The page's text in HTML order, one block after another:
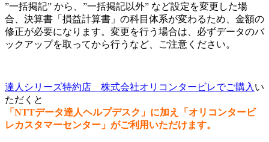
”一括掲記” から、”一括掲記以外” など設定を変更した場
合、決算書「損益計算書」の科目体系が変わるため、金額の
修正が必要になります。変更を行う場合は、必ずデータのバ
ックアップを取ってから行うなど、ご注意ください。
達人シリーズ特約店 株式会社オリコンタービレでご購入 い
ただくと
「NTTデータ達人ヘルプデスク」に加え「オリコンタービ
レカスタマーセンター」がご利用いただけます。